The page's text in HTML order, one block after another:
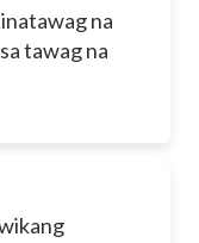
na
tawag na